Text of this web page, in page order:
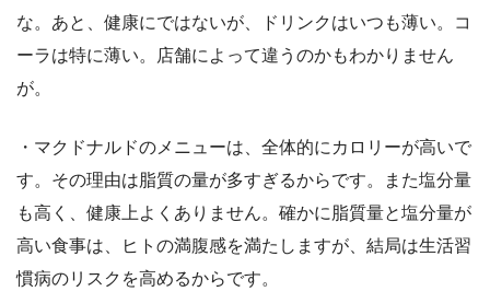
な。あと、健康にではないが、ドリンクはいつも薄い。コ
ーラは特に薄い。店舗によって違うのかもわかりません
が。
・マクドナルドのメニューは、全体的にカロリーが高いで
す。その理由は脂質の量が多すぎるからです。また塩分量
も高く、健康上よくありません。確かに脂質量と塩分量が
高い食事は、ヒトの満腹感を満たしますが、結局は生活習
慣病のリスクを高めるからです。